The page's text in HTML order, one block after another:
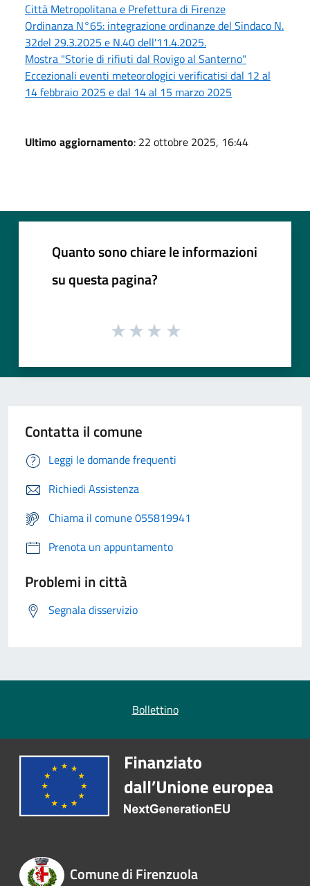
Città Metropolitana e Prefettura di Firenze
Ordinanza N°65: integrazione ordinanze del Sindaco N.
32del 29.3.2025 e N.40 dell'11.4.2025.
Mostra "Storie di rifiuti dal Rovigo al Santerno"
Eccezionali eventi meteorologici verificatisi dal 12 al
14 febbraio 2025 e dal 14 al 15 marzo 2025
Ultimo aggiornamento: 22 ottobre 2025, 16:44
Quanto sono chiare le informazioni
su questa pagina?
Contatta il comune
Leggi le domande frequenti
Richiedi Assistenza
Chiama il comune 055819941
Prenota un appuntamento
Problemi in città
Segnala disservizio
Bollettino
Comune di Firenzuola